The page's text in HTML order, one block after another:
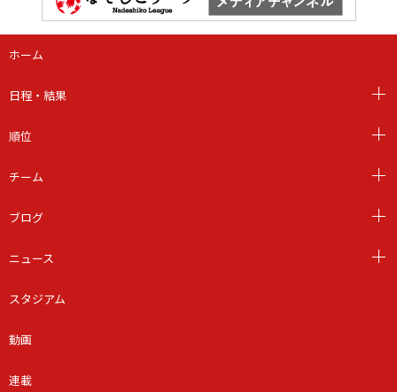
ホーム
日程・結果
順位
チーム
ブログ
ニュース
スタジアム
動画
連載